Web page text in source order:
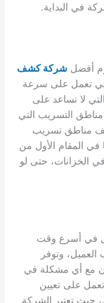
في البداية.
أفضلشركة كشف
تعمل على سرعة
لا تساعد على
التسريب التي
مناطق تسريب
في المقام الأول من
الخزانات، حتى لو
في أسرع وقت
وتوفر
مع أي مشكلة في
على تعيين
حيث تعتبر الشركة